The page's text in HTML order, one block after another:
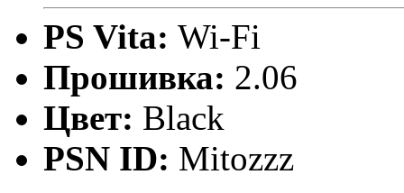
PS Vita: Wi-Fi
Прошивка: 2.06
Цвет: Black
PSN ID: Mitozzz